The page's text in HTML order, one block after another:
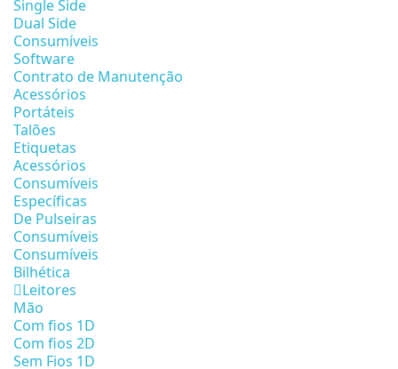
Single Side
Dual Side
Consumíveis
Software
Contrato de Manutenção
Acessórios
Portáteis
Talões
Etiquetas
Acessórios
Consumíveis
Específicas
De Pulseiras
Consumíveis
Consumíveis
Bilhética
Leitores
Mão
Com fios 1D
Com fios 2D
Sem Fios 1D